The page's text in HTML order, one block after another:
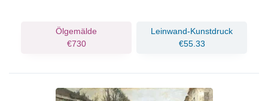
Ölgemälde
€730
Leinwand-Kunstdruck
€55.33